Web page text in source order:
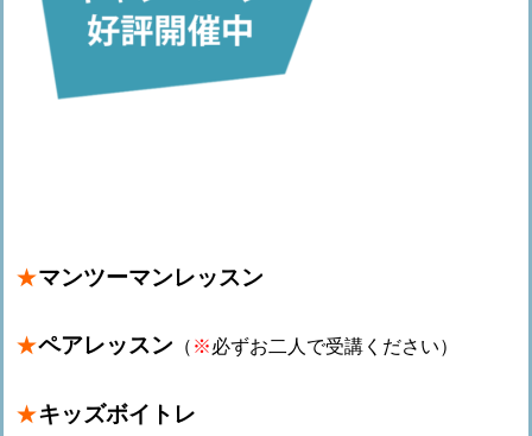
★マンツーマンレッスン
★ペアレッスン （ ※必ずお二人で受講ください）
★キッズボイトレ